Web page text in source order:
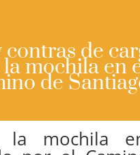
contras de
mochila en
de
la mochila